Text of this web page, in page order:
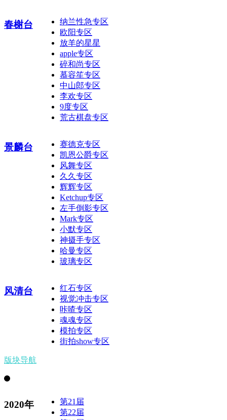
春榭台
纳兰性急专区
欧阳专区
放羊的星星
apple专区
碎和尚专区
慕容笙专区
中山郎专区
李欢专区
9度专区
荒古棋盘专区
景麟台
赛德克专区
凯恩公爵专区
风舞专区
久久专区
辉辉专区
Ketchup专区
左手倒影专区
Mark专区
小默专区
神摄手专区
哈曼专区
玻璃专区
风清台
红石专区
视觉冲击专区
咔喳专区
魂魂专区
模拍专区
街拍show专区
版块导航
2020年
第21届
第22届